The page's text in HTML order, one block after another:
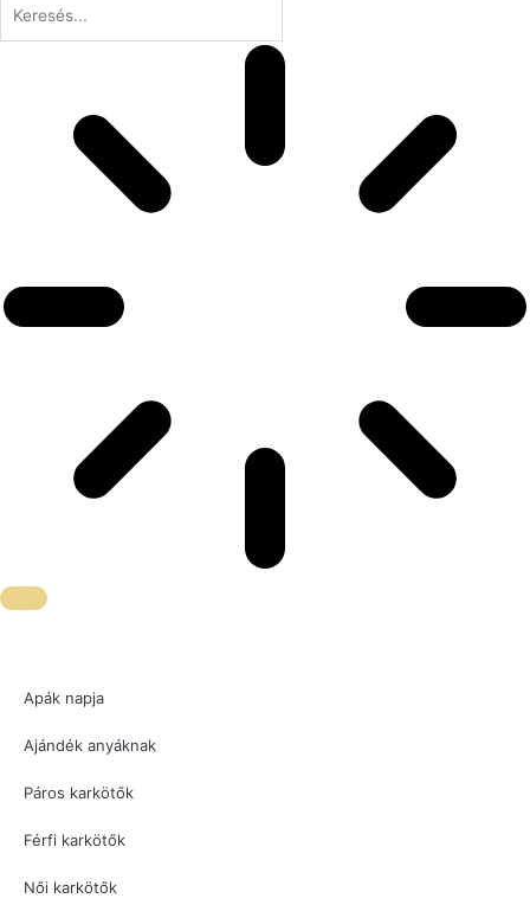
Apák napja
Ajándék anyáknak
Páros karkötők
Férfi karkötők
Női karkötők